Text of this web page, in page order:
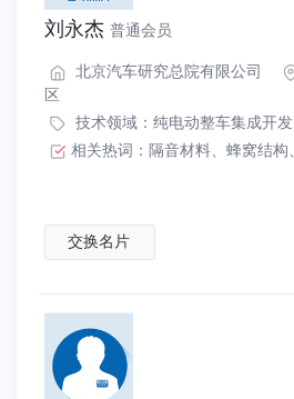
刘永杰 普通会员
北京汽车研究总院有限公司
区
技术领域： 纯电动整车集成开发
相关热词： 隔音材料、 蜂窝结构、
交换名片